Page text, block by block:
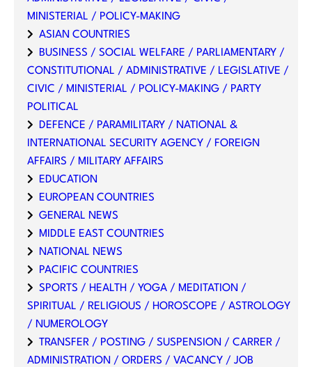
MINISTERIAL / POLICY-MAKING
ASIAN COUNTRIES
BUSINESS / SOCIAL WELFARE / PARLIAMENTARY /
CONSTITUTIONAL / ADMINISTRATIVE / LEGISLATIVE /
CIVIC / MINISTERIAL / POLICY-MAKING / PARTY
POLITICAL
DEFENCE / PARAMILITARY / NATIONAL &
INTERNATIONAL SECURITY AGENCY / FOREIGN
AFFAIRS / MILITARY AFFAIRS
EDUCATION
EUROPEAN COUNTRIES
GENERAL NEWS
MIDDLE EAST COUNTRIES
NATIONAL NEWS
PACIFIC COUNTRIES
SPORTS / HEALTH / YOGA / MEDITATION /
SPIRITUAL / RELIGIOUS / HOROSCOPE / ASTROLOGY
/ NUMEROLOGY
TRANSFER / POSTING / SUSPENSION / CARRER /
ADMINISTRATION / ORDERS / VACANCY / JOB